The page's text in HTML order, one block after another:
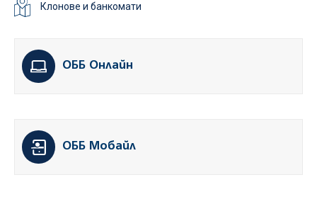
Клонове и банкомати
ОББ Онлайн
ОББ Мобайл